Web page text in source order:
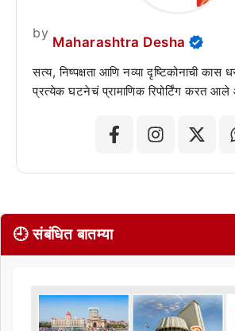
by
Maharashtra Desha
सत्य, निष्पक्षता आणि नव्या दृष्टिकोनाची कास
प्रत्येक घटनेचं प्रामाणिक रिपोर्टिंग करत
🕘 संबंधित बातम्या